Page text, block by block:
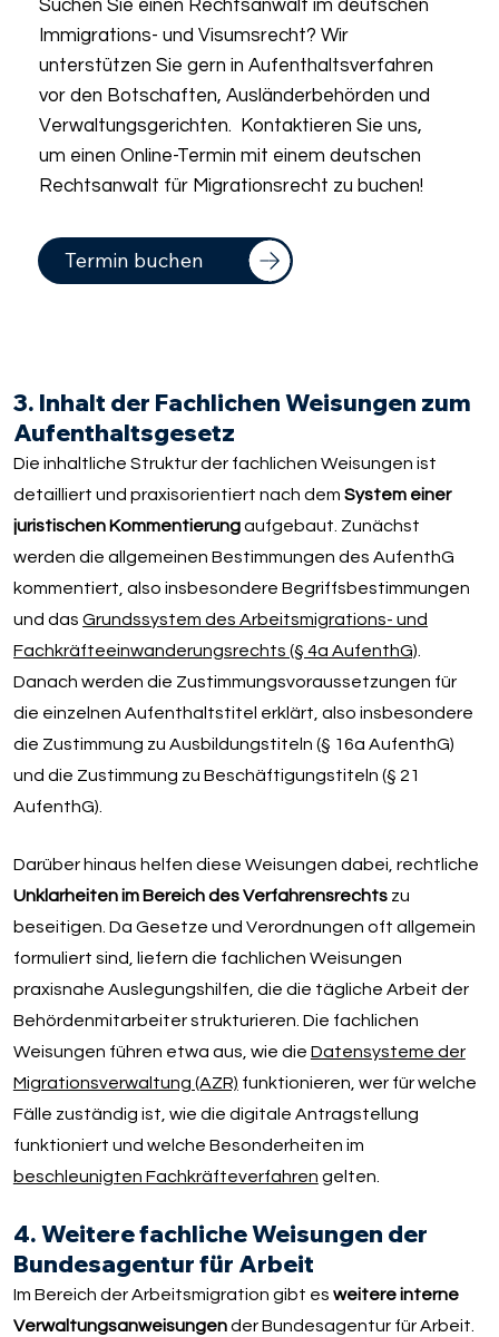
3. Inhalt der Fachlichen Weisungen zum
Aufenthaltsgesetz
Die inhaltliche Struktur der fachlichen Weisungen ist
detailliert und praxisorientiert nach demSystem einer
juristischen Kommentierungaufgebaut. Zunächst
werden die allgemeinen Bestimmungen des AufenthG
kommentiert, also insbesondere Begriffsbestimmungen
und dasGrundssystem des Arbeitsmigrations- und
Fachkräfteeinwanderungsrechts (§ 4a AufenthG).
Danach werden die Zustimmungsvoraussetzungen für
die einzelnen Aufenthaltstitel erklärt, also insbesondere
die Zustimmung zu Ausbildungstiteln (§ 16a AufenthG)
und die Zustimmung zu Beschäftigungstiteln (§ 21
AufenthG).
Suchen Sie einen Rechtsanwalt im deutschen
Immigrations- und Visumsrecht? Wir
unterstützen Sie gern in Aufenthaltsverfahren
vor den Botschaften, Ausländerbehörden und
Verwaltungsgerichten. Kontaktieren Sie uns,
um einen Online-Termin mit einem deutschen
Rechtsanwalt für Migrationsrecht zu buchen!
Termin buchen
4. Weitere fachliche Weisungen der
Bundesagentur für Arbeit
Im Bereich der Arbeitsmigration gibt es weitere interne
Verwaltungsanweisungender Bundesagentur für Arbeit.
Darüber hinaus helfen diese Weisungen dabei, rechtliche
Unklarheiten im Bereich des Verfahrensrechtszu
beseitigen. Da Gesetze und Verordnungen oft allgemein
formuliert sind, liefern die fachlichen Weisungen
praxisnahe Auslegungshilfen, die die tägliche Arbeit der
Behördenmitarbeiter strukturieren. Die fachlichen
Weisungen führen etwa aus, wie die Datensysteme der
Migrationsverwaltung (AZR) funktionieren, wer für welche
Fälle zuständig ist, wie die digitale Antragstellung
funktioniert und welche Besonderheiten im
beschleunigten Fachkräfteverfahren gelten.